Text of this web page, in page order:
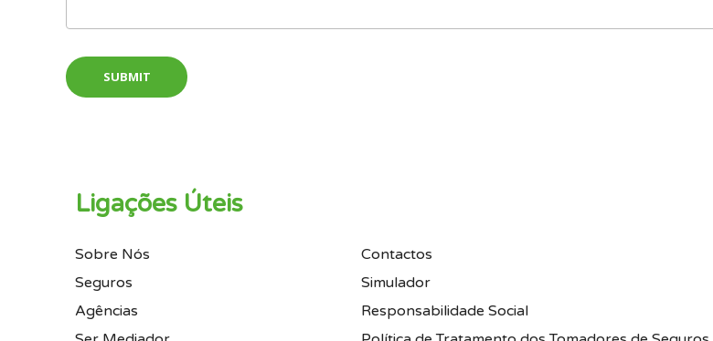
Ligações Úteis
Sobre Nós
Seguros
Agências
Contactos
Simulador
Responsabilidade Social